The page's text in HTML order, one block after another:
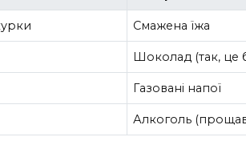
Смажена їжа
Шоколад (так, це
Газовані напої
Алкоголь